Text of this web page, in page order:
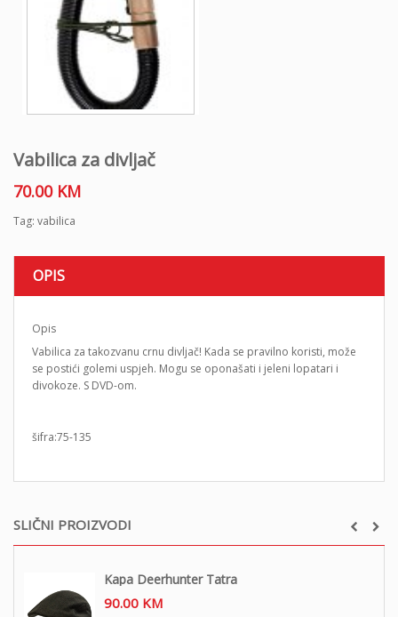
SLIČNI PROIZVODI
Kapa Deerhunter Tatra
90.00 KM
Vabilica za divljač
70.00 KM
Tag: vabilica
OPIS
Opis
Vabilica za takozvanu crnu divljač! Kada se pravilno koristi, može
se postići golemi uspjeh. Mogu se oponašati i jeleni lopatari i
divokoze. S DVD-om.
šifra:75-135